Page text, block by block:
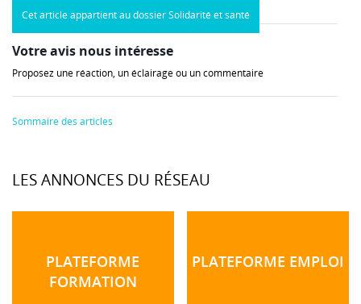
Cet article appartient au dossier Solidarité et santé
Votre avis nous intéresse
Proposez une réaction, un éclairage ou un commentaire
Sommaire des articles
LES ANNONCES DU RÉSEAU
PLATEFORME
FORMATION
PLATEFORME EMPLOI